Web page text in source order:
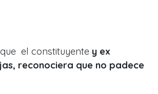
el constituyente y ex
reconociera que no padece